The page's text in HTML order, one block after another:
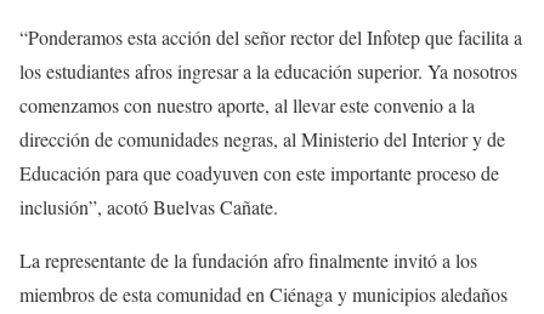
“Ponderamos esta acción del señor rector del Infotep que facilita a
los estudiantes afros ingresar a la educación superior. Ya nosotros
comenzamos con nuestro aporte, al llevar este convenio a la
dirección de comunidades negras, al Ministerio del Interior y de
Educación para que coadyuven con este importante proceso de
inclusión”, acotó Buelvas Cañate.
La representante de la fundación afro finalmente invitó a los
miembros de esta comunidad en Ciénaga y municipios aledaños